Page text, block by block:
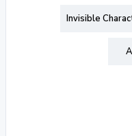
Invisible